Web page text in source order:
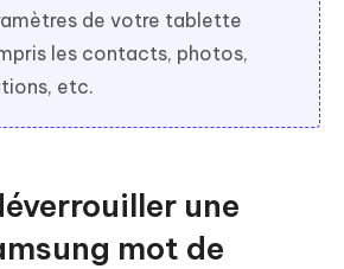
de votre tablette
les contacts, photos,
etc.
une
mot de